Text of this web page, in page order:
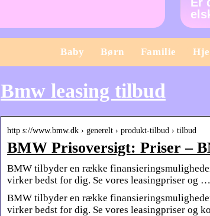
Baby Børn Familie
Bmw leasing tilbud
http s://www.bmw.dk › generelt › produkt-tilbud › tilbud
BMW Prisoversigt: Priser –
BMW tilbyder en række
virker bedst for dig. Se vores leasingpriser og …
BMW tilbyder en række
virker bedst for dig. Se vores leasingpriser og